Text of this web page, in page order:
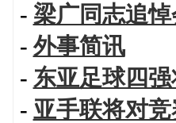
- 梁广同志追
- 外事简讯
- 东亚足球四
- 亚手联将对